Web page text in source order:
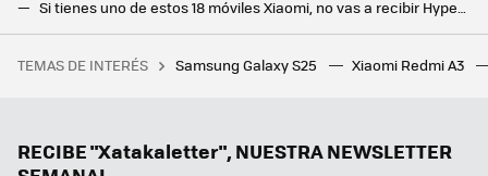
Intenté instalar una versión de código abierto de Android Auto y choqué con la realidad: no existe alternativa factible
La película de superhéroes más taquillera de la historia vuelve a los cines para repetir el éxito con una versión más larga
TEMAS DE INTERÉS Samsung Galaxy S25 Xiaomi Redmi A3
RECIBE "Xatakaletter", NUESTRA NEWSLETTER